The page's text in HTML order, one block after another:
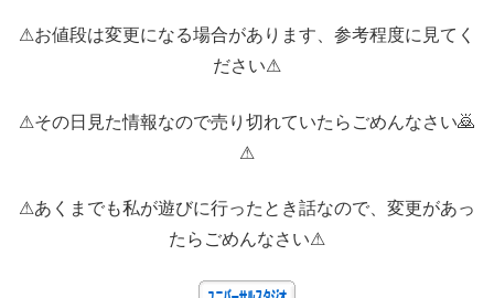
⚠お値段は変更になる場合があります、参考程度に見てく
ださい⚠
⚠その日見た情報なので売り切れていたらごめんなさい🙇
⚠
⚠あくまでも私が遊びに行ったとき話なので、変更があっ
たらごめんなさい⚠